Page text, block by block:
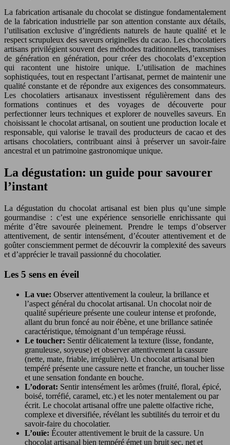
La fabrication artisanale du chocolat se distingue fondamentalement
de la fabrication industrielle par son attention constante aux détails,
l’utilisation exclusive d’ingrédients naturels de haute qualité et le
respect scrupuleux des saveurs originelles du cacao. Les chocolatiers
artisans privilégient souvent des méthodes traditionnelles, transmises
de génération en génération, pour créer des chocolats d’exception
qui racontent une histoire unique. L’utilisation de machines
sophistiquées, tout en respectant l’artisanat, permet de maintenir une
qualité constante et de répondre aux exigences des consommateurs.
Les chocolatiers artisanaux investissent régulièrement dans des
formations continues et des voyages de découverte pour
perfectionner leurs techniques et explorer de nouvelles saveurs. En
choisissant le chocolat artisanal, on soutient une production locale et
responsable, qui valorise le travail des producteurs de cacao et des
artisans chocolatiers, contribuant ainsi à préserver un savoir-faire
ancestral et un patrimoine gastronomique unique.
La dégustation: un guide pour savourer
l’instant
La dégustation du chocolat artisanal est bien plus qu’une simple
gourmandise : c’est une expérience sensorielle enrichissante qui
mérite d’être savourée pleinement. Prendre le temps d’observer
attentivement, de sentir intensément, d’écouter attentivement et de
goûter consciemment permet de découvrir la complexité des saveurs
et d’apprécier le travail passionné du chocolatier.
Les 5 sens en éveil
La vue: Observer attentivement la couleur, la brillance et
l’aspect général du chocolat artisanal. Un chocolat noir de
qualité supérieure présente une couleur intense et profonde,
allant du brun foncé au noir ébène, et une brillance satinée
caractéristique, témoignant d’un tempérage réussi.
Le toucher: Sentir délicatement la texture (lisse, fondante,
granuleuse, soyeuse) et observer attentivement la cassure
(nette, mate, friable, irrégulière). Un chocolat artisanal bien
tempéré présente une cassure nette et franche, un toucher lisse
et une sensation fondante en bouche.
L’odorat: Sentir intensément les arômes (fruité, floral, épicé,
boisé, torréfié, caramel, etc.) et les noter mentalement ou par
écrit. Le chocolat artisanal offre une palette olfactive riche,
complexe et diversifiée, révélant les subtilités du terroir et du
savoir-faire du chocolatier.
L’ouïe: Écouter attentivement le bruit de la cassure. Un
chocolat artisanal bien tempéré émet un bruit sec, net et